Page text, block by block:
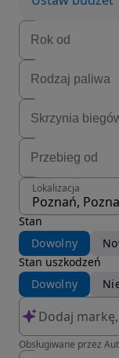
Lokalizacja
Poznań,
Stan
Dowolny
Stan uszkodzeń
Dowolny
Obsługiwane przez